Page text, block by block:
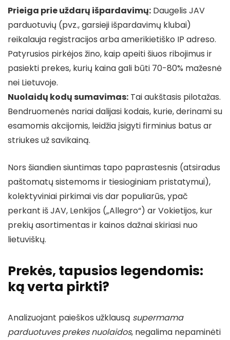
Prieiga prie uždarų išpardavimų: Daugelis JAV
parduotuvių (pvz., garsieji išpardavimų klubai)
reikalauja registracijos arba amerikietiško IP adreso.
Patyrusios pirkėjos žino, kaip apeiti šiuos ribojimus ir
pasiekti prekes, kurių kaina gali būti 70-80% mažesnė
nei Lietuvoje.
Nuolaidų kodų sumavimas: Tai aukštasis pilotažas.
Bendruomenės nariai dalijasi kodais, kurie, derinami su
esamomis akcijomis, leidžia įsigyti firminius batus ar
striukes už savikainą.
Nors šiandien siuntimas tapo paprastesnis (atsiradus
paštomatų sistemoms ir tiesioginiam pristatymui),
kolektyviniai pirkimai vis dar populiarūs, ypač
perkant iš JAV, Lenkijos („Allegro“) ar Vokietijos, kur
prekių asortimentas ir kainos dažnai skiriasi nuo
lietuviškų.
Prekės, tapusios legendomis:
ką verta pirkti?
Analizuojant paieškos užklausą supermama
parduotuves prekes nuolaidos, negalima nepaminėti